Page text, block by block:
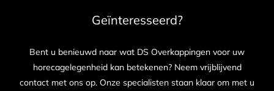
Geïnteresseerd?
Bent u benieuwd naar wat DS Overkappingen voor uw
horecagelegenheid kan betekenen? Neem vrijblijvend
contact met ons op. Onze specialisten staan klaar om met u